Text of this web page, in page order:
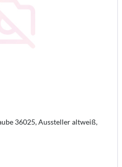
36025, Aussteller altweiß,